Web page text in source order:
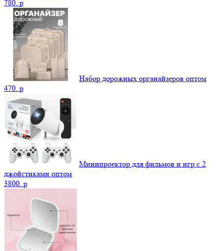
780. p
Набор дорожных органайзеров оптом
470. p
Минипроектор для фильмов и игр с 2
джойстиками оптом
3800. p